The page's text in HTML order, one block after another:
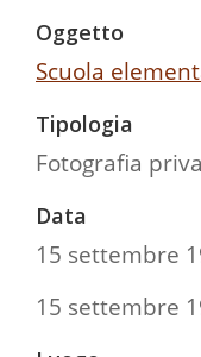
Oggetto
Scuola
Tipologia
Fotografia
Data
15 settembre
15 settembre